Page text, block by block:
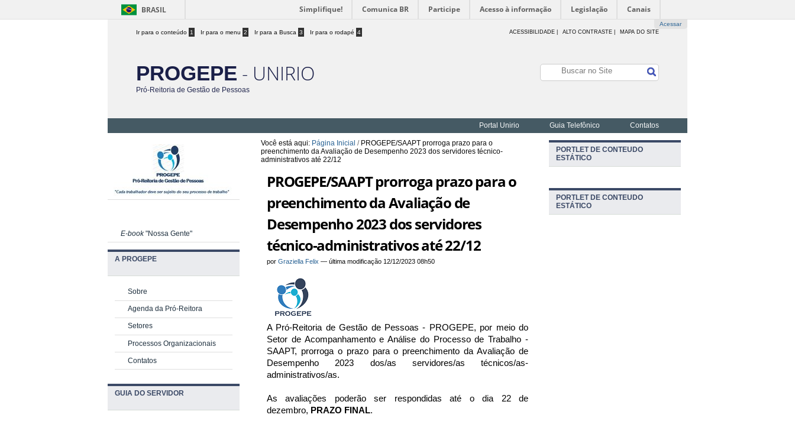
BRASIL Simplifique! Comunica BR Participe Acesso à informação Legislação Canais
Acessar
Ir para o conteúdo 1 Ir para o menu 2 Ir para a Busca 3 Ir para o rodapé 4 ACESSIBILIDADE ALTO CONTRASTE | MAPA DO SITE
PROGEPE - UNIRIO
Pró-Reitoria de Gestão de Pessoas
Portal Unirio Guia Telefônico Contatos
Você está aqui: Página Inicial / PROGEPE/SAAPT prorroga prazo para o
preenchimento da Avaliação de Desempenho 2023 dos servidores técnico-
administrativos até 22/12
PROGEPE/SAAPT prorroga prazo para o
preenchimento da Avaliação de
Desempenho 2023 dos servidores
técnico-administrativos até 22/12
porGraziella Felix —última modificação 12/12/2023 08h50
A Pró-Reitoria de Gestão de Pessoas - PROGEPE, por meio do
Setor de Acompanhamento e Análise do Processo de Trabalho -
SAAPT, prorroga o prazo para o preenchimento da Avaliação de
Desempenho 2023 dos/as servidores/as técnicos/as-
administrativos/as.
As avaliações poderão ser respondidas até o dia 22 de
dezembro, PRAZO FINAL.
E-book"Nossa Gente"
A PROGEPE
Sobre
Agenda da Pró-Reitora
Setores
Processos Organizacionais
Contatos
GUIA DO SERVIDOR
PORTLET DE CONTEUDO
ESTÁTICO
PORTLET DE CONTEUDO
ESTÁTICO